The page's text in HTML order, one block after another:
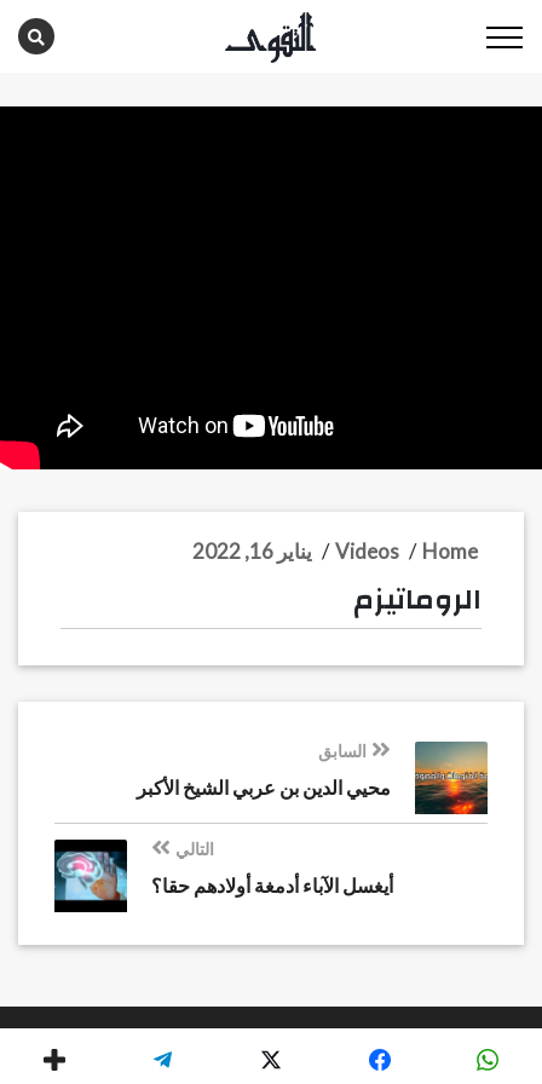
يناير 16, 2022 / Videos / Home
الروماتيزم
السابق
محيي الدين بن عربي الشيخ الأكبر
التالي
أيغسل الآباء أدمغة أولادهم حقا؟